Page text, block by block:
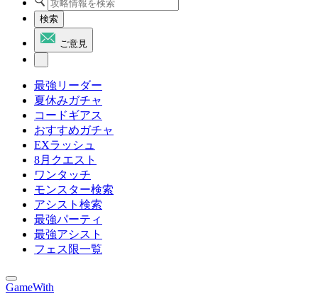
検索
ご意見
最強リーダー
夏休みガチャ
コードギアス
おすすめガチャ
EXラッシュ
8月クエスト
ワンタッチ
モンスター検索
アシスト検索
最強パーティ
最強アシスト
フェス限一覧
GameWith